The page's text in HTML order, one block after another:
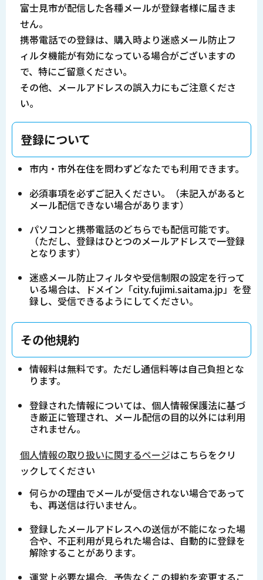
富士見市が配信した各種メールが登録者様に届きま
せん。
携帯電話での登録は、購入時より迷惑メール防止フ
ィルタ機能が有効になっている場合がございますの
で、特にご留意ください。
その他、メールアドレスの誤入力にもご注意くださ
い。
登録について
市内・市外在住を問わずどなたでも利用できます。
必須事項を必ずご記入ください。（未記入があると
メール配信できない場合があります）
パソコンと携帯電話のどちらでも配信可能です。
（ただし、登録はひとつのメールアドレスで一登録
となります）
迷惑メール防止フィルタや受信制限の設定を行って
いる場合は、ドメイン「city.fujimi.saitama.jp」を登
録し、受信できるようにしてください。
その他規約
情報料は無料です。ただし通信料等は自己負担とな
ります。
登録された情報については、個人情報保護法に基づ
き厳正に管理され、メール配信の目的以外には利用
されません。
個人情報の取り扱いに関するページはこちらをクリ
ックしてください
何らかの理由でメールが受信されない場合であって
も、再送信は行いません。
登録したメールアドレスへの送信が不能になった場
合や、不正利用が見られた場合は、自動的に登録を
解除することがあります。
運営上必要な場合、予告なくこの規約を変更するこ